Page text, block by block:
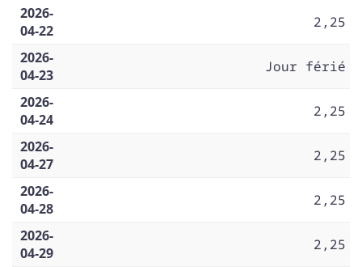
2026-
04-22
2,25
2026-
04-23
Jour férié
2026-
04-24
2,25
2026-
04-27
2,25
2026-
04-28
2,25
2026-
04-29
2,25